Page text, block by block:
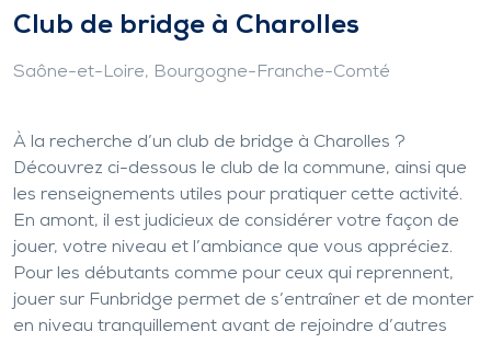
Club de bridge à Charolles
Saône-et-Loire, Bourgogne-Franche-Comté
À la recherche d’un club de bridge à Charolles ?
Découvrez ci-dessous le club de la commune, ainsi que
les renseignements utiles pour pratiquer cette activité.
En amont, il est judicieux de considérer votre façon de
jouer, votre niveau et l’ambiance que vous appréciez.
Pour les débutants comme pour ceux qui reprennent,
jouer sur Funbridge permet de s’entraîner et de monter
en niveau tranquillement avant de rejoindre d’autres